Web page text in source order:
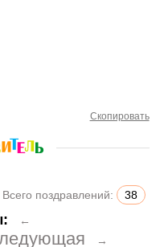
Скопировать
Всего поздравлений: 38
←
→